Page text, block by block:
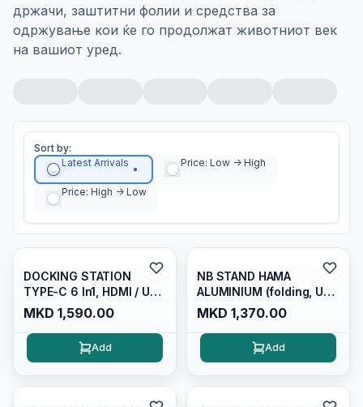
држачи, заштитни фолии и средства за
одржување кои ќе го продолжат животниот век
на вашиот уред.
Sort by:
Latest Arrivals
Price: Low -> High
Price: High -> Low
DOCKING STATION
TYPE-C 6 In1, HDMI / USB
3.0 / VGA/ Type-c PD
Max 60W/ 3.5mm/
Sd/microsd Card
Reader/cablexpert/
COMBO6-01
MKD 1,590.00
Add
NB STAND HAMA
ALUMINIUM (folding, Up
To 40 Cm) 15.4" SILVER,
126811
MKD 1,370.00
Add